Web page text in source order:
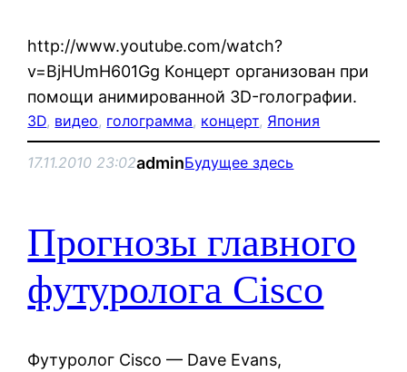
http://www.youtube.com/watch?
v=BjHUmH601Gg Концерт организован при
помощи анимированной 3D-голографии.
3D, видео, голограмма, концерт, Япония
17.11.2010 23:02adminБудущее здесь
Прогнозы главного
футуролога Cisco
Футуролог Cisco — Dave Evans,